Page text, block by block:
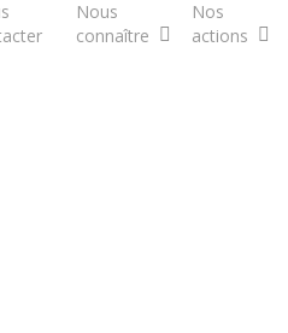
Nous
connaître
Nos
actions